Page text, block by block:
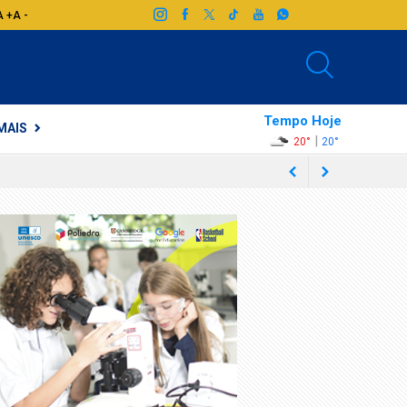
+A -
Tempo Hoje
20° 20°